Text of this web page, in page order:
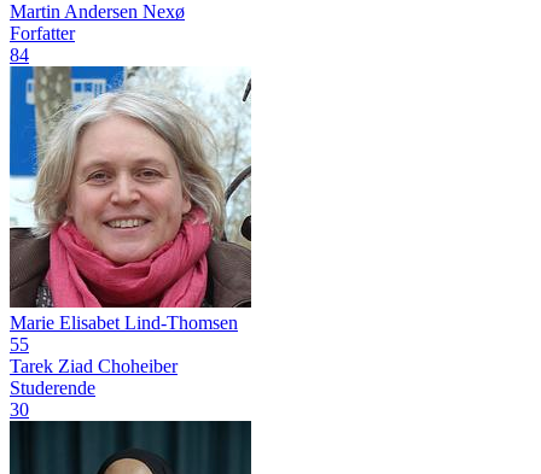
Martin Andersen Nexø
Forfatter
84
Marie Elisabet Lind-Thomsen
55
Tarek Ziad Choheiber
Studerende
30